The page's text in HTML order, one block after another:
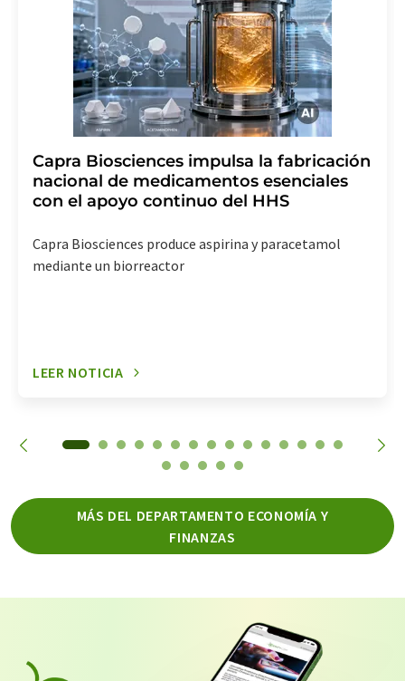
Capra Biosciences impulsa la fabricación
nacional de medicamentos esenciales
con el apoyo continuo del HHS
Capra Biosciences produce aspirina y paracetamol
mediante un biorreactor
LEER NOTICIA
MÁS DEL DEPARTAMENTO ECONOMÍA Y
FINANZAS